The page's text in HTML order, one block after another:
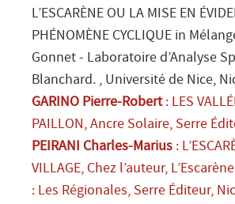
L’ESCARÈNE OU LA MISE EN
PHÉNOMÈNE CYCLIQUE in
Gonnet - Laboratoire d’Analyse
Blanchard. , Université de Nice,
GARINO Pierre-Robert: LES
PAILLON, Ancre Solaire, Serre
PEIRANI Charles-Marius :
VILLAGE, Chez l’auteur, L’Escarène
: Les Régionales, Serre Éditeur,